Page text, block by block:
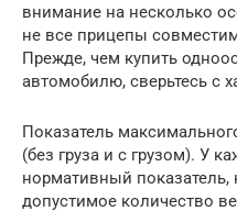
внимание на несколько
не все прицепы
Прежде, чем купить
автомобилю, сверьтесь с
Показатель
(без груза и с грузом). У
нормативный
допустимое количество